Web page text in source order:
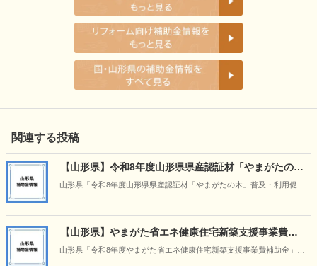
関連する投稿
【山形県】令和8年度山形県県産認証材「やまがたの
木」普及・利用促進事業
山形県「令和8年度山形県県産認証材「やまがたの木」普及・利用促進
【山形県】やまがた省エネ健康住宅新築支援事業費補
助金
山形県「令和8年度やまがた省エネ健康住宅新築支援事業費補助金」の